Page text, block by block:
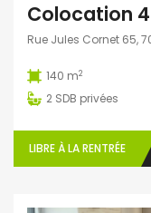
Colocation
Rue Jules Cornet 65,
140 m2
2 SDB privées
LIBRE À LA RENTRÉE